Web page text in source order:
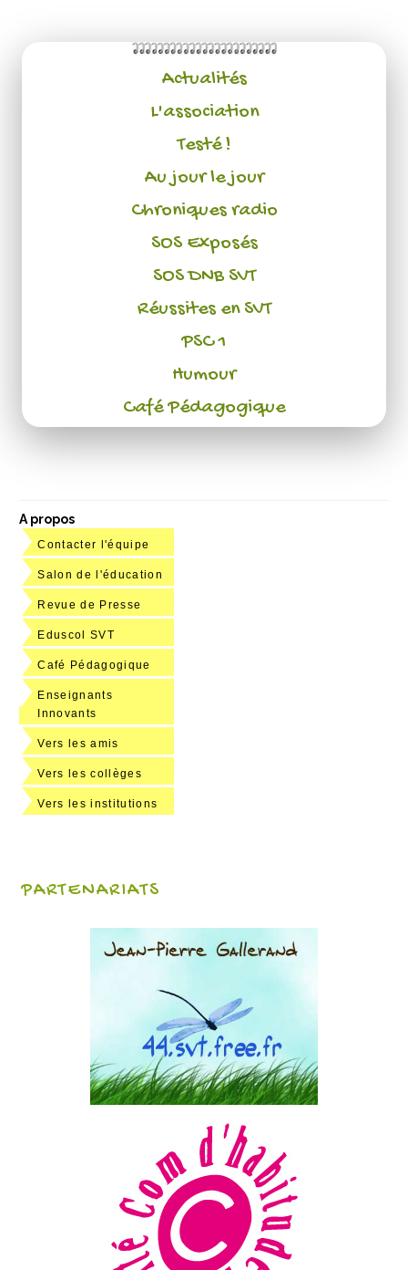
Actualités
L'association
Testé !
Au jour le jour
Chroniques radio
SOS Exposés
SOS DNB SVT
Réussites en SVT
PSC 1
Humour
Café Pédagogique
A propos
Contacter l'équipe
Salon de l'éducation
Revue de Presse
Eduscol SVT
Café Pédagogique
Enseignants
Innovants
Vers les amis
Vers les collèges
Vers les institutions
PARTENARIATS